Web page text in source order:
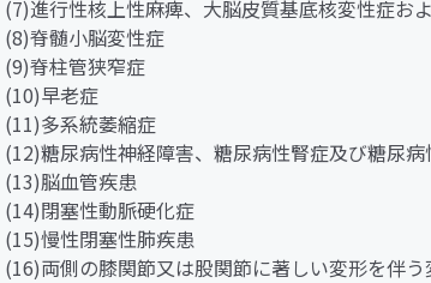
(7)進行性核上性麻痺、大脳皮質基底核変性症お
(8)脊髄小脳変性症
(9)脊柱管狭窄症
(10)早老症
(11)多系統萎縮症
(12)糖尿病性神経障害、糖尿病性腎症及び糖尿
(13)脳血管疾患
(14)閉塞性動脈硬化症
(15)慢性閉塞性肺疾患
(16)両側の膝関節又は股関節に著しい変形を伴